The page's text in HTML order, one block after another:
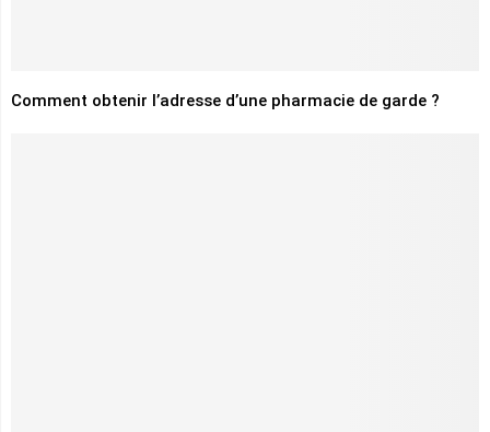
Comment obtenir l’adresse d’une pharmacie de garde ?